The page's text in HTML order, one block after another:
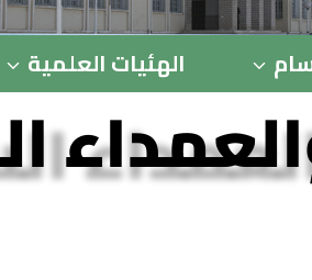
الهئيات العلمية